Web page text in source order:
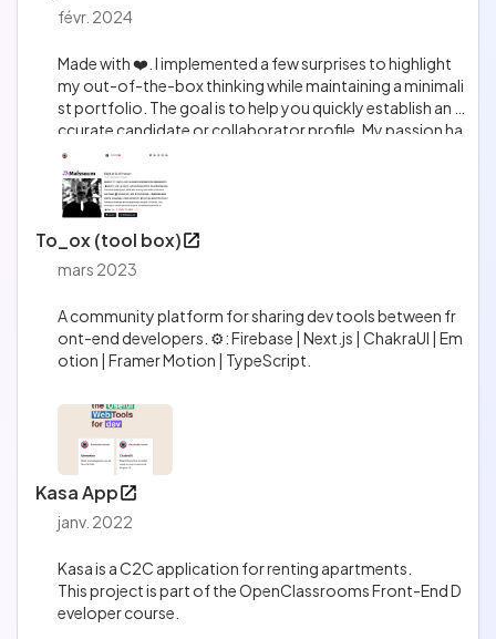
févr. 2024
Made with ❤️. I implemented a few surprises to highlight
my out-of-the-box thinking while maintaining a minimali
st portfolio. The goal is to help you quickly establish an a
ccurate candidate or collaborator profile. My passion ha
s become my work, not the reverse. ⚙️: Next | Typescript
| TailwindCss | ShadCnUi | Calcom | Framer Motion | Gsa
p.
To_ox (tool box)
mars 2023
A community platform for sharing dev tools between fr
ont-end developers. ⚙️: Firebase | Next.js | ChakraUI | Em
otion | Framer Motion | TypeScript.
Kasa App
janv. 2022
Kasa is a C2C application for renting apartments.
This project is part of the OpenClassrooms Front-End D
eveloper course.